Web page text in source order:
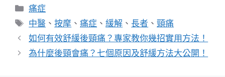
分
類
痛症
標
籤
中醫 、按摩 、痛症 、緩解 、長者 、頸痛
如何有效舒緩後頸痛？專家教你幾招實用方法！
為什麼後頸會痛？七個原因及舒緩方法大公開！